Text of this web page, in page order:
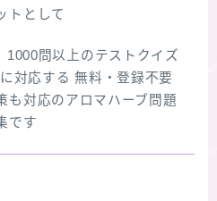
トとして
1000問以上のテストクイズ
対応する 無料・登録不要
も対応のアロマハーブ問題
です